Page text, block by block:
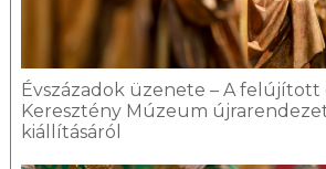
Évszázadok üzenete – A felújított
Keresztény Múzeum
kiállításáról